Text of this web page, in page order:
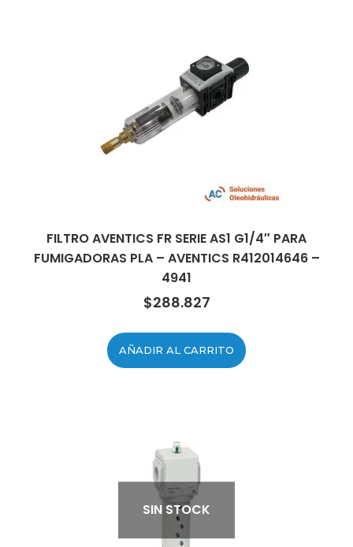
FILTRO AVENTICS FR SERIE AS1 G1/4″ PARA
FUMIGADORAS PLA – AVENTICS R412014646 –
4941
$288.827
AÑADIR AL CARRITO
SIN STOCK